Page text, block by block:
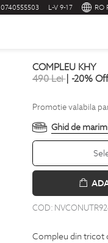
0740555503 L-V 9-17 RO
COMPLEU KHY
490Lei| -20% Off
Promotie valabila
Ghid de
COD:
Compleu din tricot